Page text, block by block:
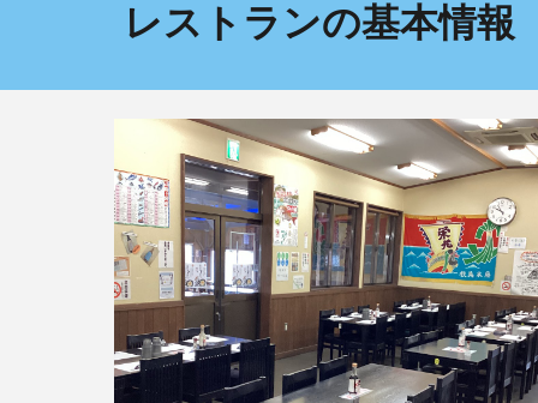
レストランの基本情報